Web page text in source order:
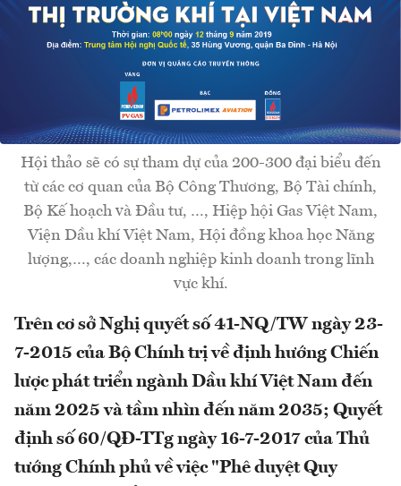
Hội thảo sẽ có sự tham dự của 200-300 đại biểu đến
từ các cơ quan của Bộ Công Thương, Bộ Tài chính,
Bộ Kế hoạch và Đầu tư, …, Hiệp hội Gas Việt Nam,
Viện Dầu khí Việt Nam, Hội đồng khoa học Năng
lượng,…, các doanh nghiệp kinh doanh trong lĩnh
vực khí.
Trên cơ sở Nghị quyết số 41-NQ/TW ngày 23-
7-2015 của Bộ Chính trị về định hướng Chiến
lược phát triển ngành Dầu khí Việt Nam đến
năm 2025 và tầm nhìn đến năm 2035; Quyết
định số 60/QĐ-TTg ngày 16-7-2017 của Thủ
tướng Chính phủ về việc "Phê duyệt Quy